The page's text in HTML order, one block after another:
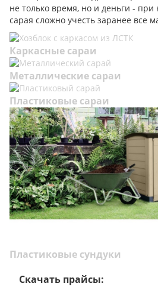
не только время, но и деньги - при
сарая сложно учесть заранее все
Каркасные сараи
Металлические сараи
Пластиковые сараи
Пластиковые сундуки
Скачать прайсы: